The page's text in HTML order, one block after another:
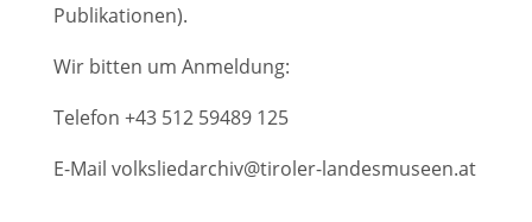
Publikationen).
Wir bitten um Anmeldung:
Telefon +43 512 59489 125
E-Mail volksliedarchiv@tiroler-landesmuseen.at